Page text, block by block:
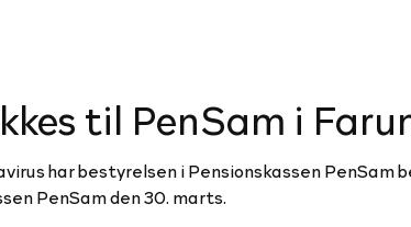
til PenSam i
har bestyrelsen i Pensionskassen
PenSam den 30. marts.